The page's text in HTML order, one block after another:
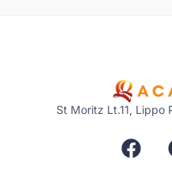
St Moritz Lt.11, Lippo